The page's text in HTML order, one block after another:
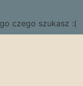
czego szukasz :(